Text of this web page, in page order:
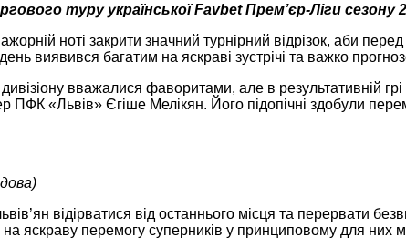
туру української Favbet Прем’єр-Ліги сезону
ноті закрити значний турнірний відрізок, аби
виявився багатим на яскраві зустрічі та важко
вважалися фаворитами, але в результативній
ПФК «Львів» Єгіше Мелікян. Його підопічні здобули
відірватися від останнього місця та перервати
яскраву перемогу суперників у принциповому для них